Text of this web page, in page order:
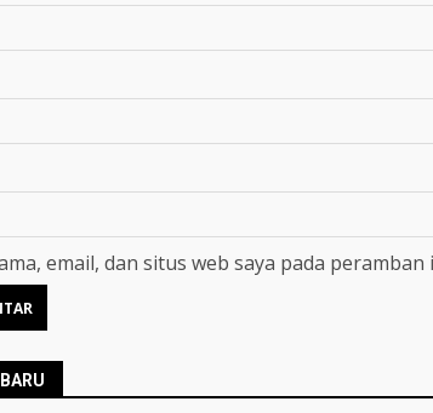
email, dan situs web saya pada